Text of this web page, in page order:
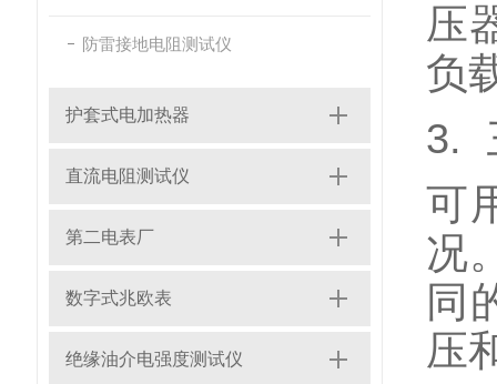
防雷接地电阻测试仪
护套式电加热器
直流电阻测试仪
第二电表厂
数字式兆欧表
绝缘油介电强度测试仪
压
负
3.
可
况
同
压